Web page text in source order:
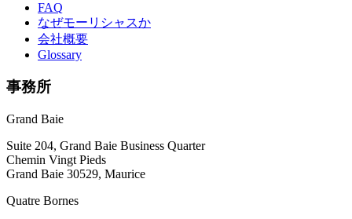
FAQ
なぜモーリシャスか
会社概要
Glossary
事務所
Grand Baie
Suite 204, Grand Baie Business Quarter
Chemin Vingt Pieds
Grand Baie 30529, Maurice
Quatre Bornes